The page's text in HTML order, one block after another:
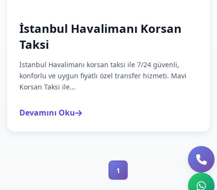
İstanbul Havalimanı Korsan
Taksi
İstanbul Havalimanı korsan taksi ile 7/24 güvenli,
konforlu ve uygun fiyatlı özel transfer hizmeti. Mavi
Korsan Taksi ile...
Devamını Oku
1